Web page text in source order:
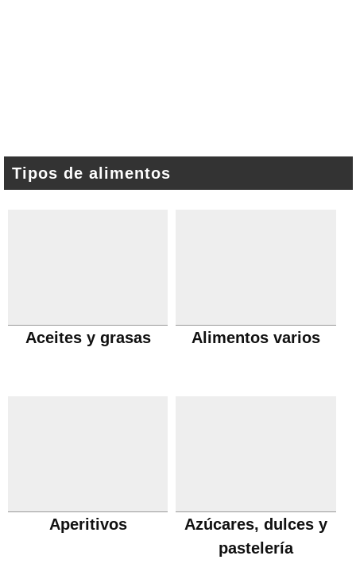
Tipos de alimentos
Aceites y grasas Alimentos varios
Aperitivos
Azúcares, dulces y
pastelería